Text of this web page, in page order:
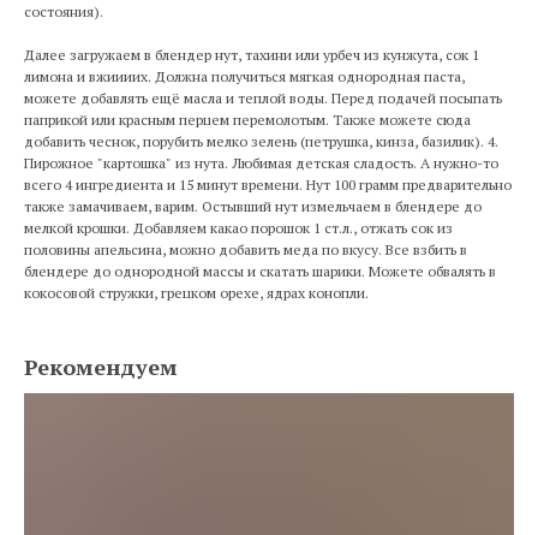
состояния).
Далее загружаем в блендер нут, тахини или урбеч из кунжута, сок 1
лимона и вжиииих. Должна получиться мягкая однородная паста,
можете добавлять ещё масла и теплой воды. Перед подачей посыпать
паприкой или красным перцем перемолотым. Также можете сюда
добавить чеснок, порубить мелко зелень (петрушка, кинза, базилик). 4.
Пирожное "картошка" из нута. Любимая детская сладость. А нужно-то
всего 4 ингредиента и 15 минут времени. Нут 100 грамм предварительно
также замачиваем, варим. Остывший нут измельчаем в блендере до
мелкой крошки. Добавляем какао порошок 1 ст.л., отжать сок из
половины апельсина, можно добавить меда по вкусу. Все взбить в
блендере до однородной массы и скатать шарики. Можете обвалять в
кокосовой стружки, грецком орехе, ядрах конопли.
Рекомендуем